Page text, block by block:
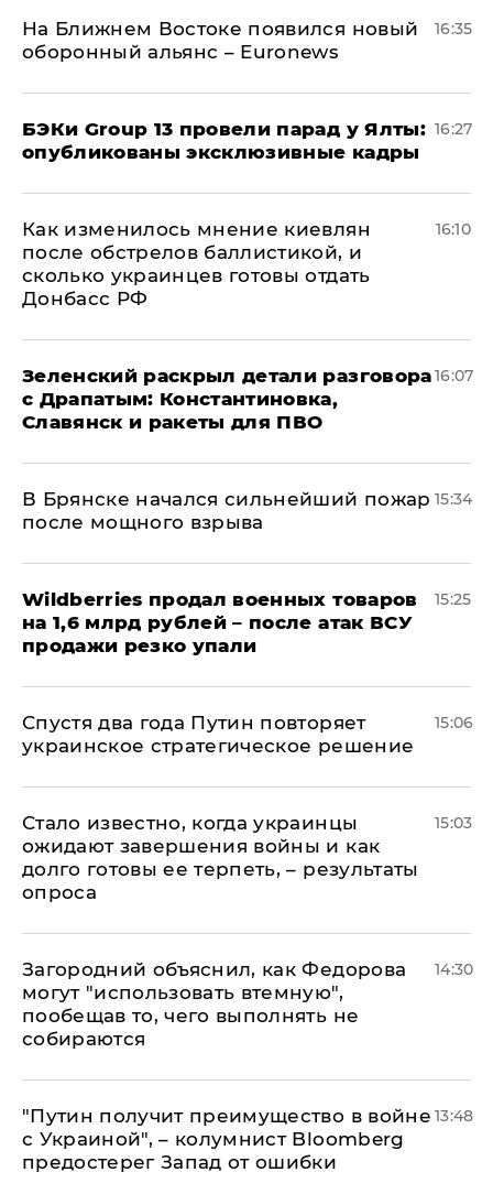
На Ближнем Востоке появился новый
оборонный альянс – Euronews
16:35
​БЭКи Group 13 провели парад у Ялты:
опубликованы эксклюзивные кадры
16:27
Как изменилось мнение киевлян
после обстрелов баллистикой, и
сколько украинцев готовы отдать
Донбасс РФ
16:10
​Зеленский раскрыл детали разговора
с Драпатым: Константиновка,
Славянск и ракеты для ПВО
16:07
В Брянске начался сильнейший пожар
после мощного взрыва
15:34
​Wildberries продал военных товаров
на 1,6 млрд рублей – после атак ВСУ
продажи резко упали
15:25
Спустя два года Путин повторяет
украинское стратегическое решение
15:06
Стало известно, когда украинцы
ожидают завершения войны и как
долго готовы ее терпеть, – результаты
опроса
15:03
Загородний объяснил, как Федорова
могут "использовать втемную",
пообещав то, чего выполнять не
собираются
14:30
"Путин получит преимущество в войне
с Украиной", – колумнист Bloomberg
предостерег Запад от ошибки
13:48